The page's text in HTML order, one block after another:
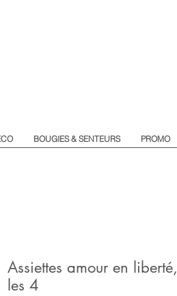
BOUGIES & SENTEURS PROMO
Assiettes amour en liberté,
les 4